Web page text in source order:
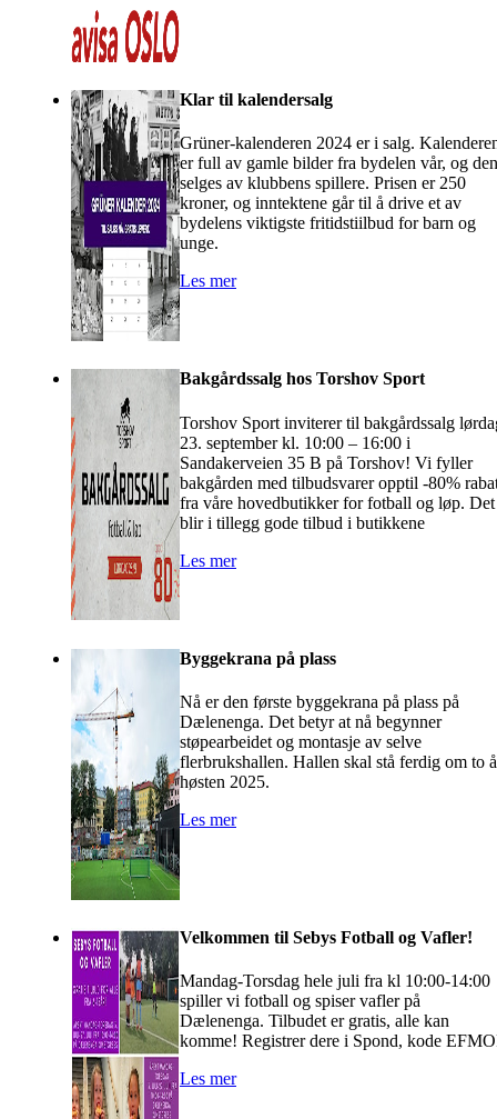
Klar til kalendersalg
Grüner-kalenderen 2024 er i salg.
er full av gamle bilder fra bydelen vår, og den
selges av klubbens spillere. Prisen er 250
kroner, og inntektene går til å drive et av
bydelens viktigste fritidstiilbud for barn og
unge.
Les mer
Bakgårdssalg hos Torshov Sport
Torshov Sport inviterer til bakgårdssalg
23. september kl. 10:00 – 16:00 i
Sandakerveien 35 B på Torshov! Vi fyller
bakgården med tilbudsvarer opptil -80%
fra våre hovedbutikker for fotball og løp. Det
blir i tillegg gode tilbud i butikkene
Les mer
Byggekrana på plass
Nå er den første byggekrana på plass på
Dælenenga. Det betyr at nå begynner
støpearbeidet og montasje av selve
flerbrukshallen. Hallen skal stå ferdig om to
høsten 2025.
Les mer
Velkommen til Sebys Fotball og Vafler!
Mandag-Torsdag hele juli fra kl 10:00-14:00
spiller vi fotball og spiser vafler på
Dælenenga. Tilbudet er gratis, alle kan
komme! Registrer dere i Spond, kode
Les mer